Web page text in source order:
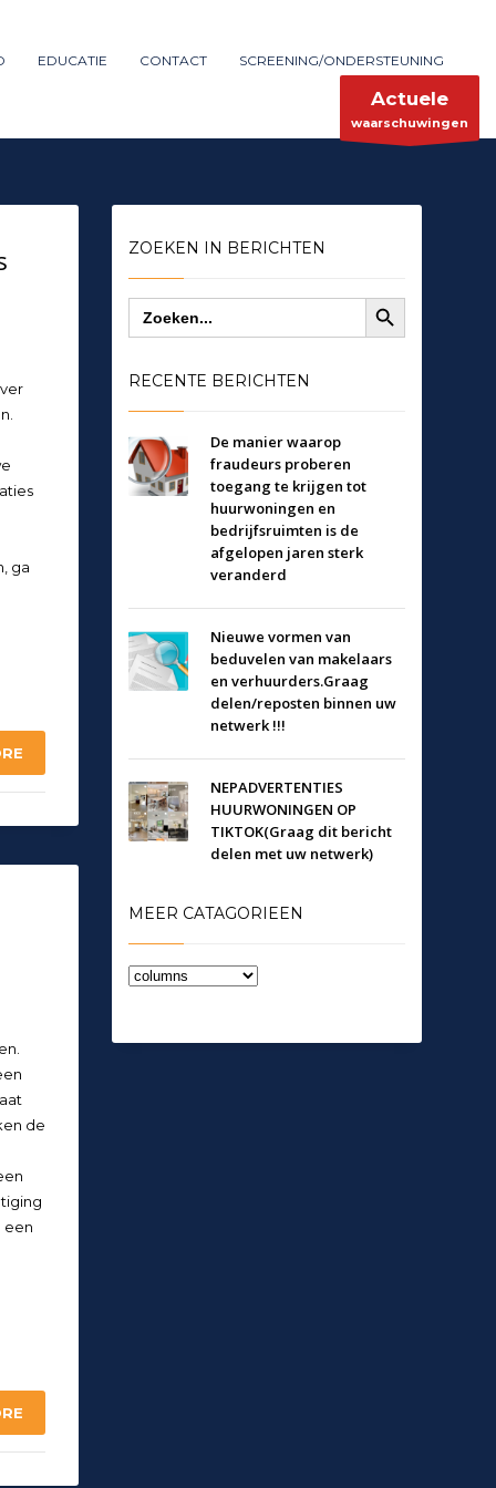
×
Mon-Fri 9:00AM - 6:00AM
EDUCATIE CONTACT SCREENING/ONDERSTEUNING
Actuele
waarschuwingen
ga
de
een
ZOEKEN IN BERICHTEN
Zoek
naar:
Zoekknop
RECENTE BERICHTEN
De manier waarop
fraudeurs proberen
toegang te krijgen tot
huurwoningen en
bedrijfsruimten is de
afgelopen jaren sterk
veranderd
Nieuwe vormen van
beduvelen van makelaars
en verhuurders.Graag
delen/reposten binnen uw
netwerk !!!
NEPADVERTENTIES
HUURWONINGEN OP
TIKTOK(Graag dit bericht
delen met uw netwerk)
MEER CATAGORIEEN